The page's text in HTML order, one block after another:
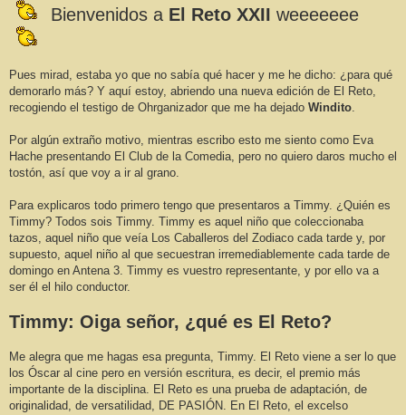
Bienvenidos a El Reto XXII weeeeeee
Pues mirad, estaba yo que no sabía qué hacer y me he dicho: ¿para qué
demorarlo más? Y aquí estoy, abriendo una nueva edición de El Reto,
recogiendo el testigo de Ohrganizador que me ha dejado Windito
Por algún extraño motivo, mientras escribo esto me siento como Eva
Hache presentando El Club de la Comedia, pero no quiero daros mucho el
tostón, así que voy a ir al grano.
Para explicaros todo primero tengo que presentaros a Timmy. ¿Quién es
Timmy? Todos sois Timmy. Timmy es aquel niño que coleccionaba
tazos, aquel niño que veía Los Caballeros del Zodiaco cada tarde y, por
supuesto, aquel niño al que secuestran irremediablemente cada tarde de
domingo en Antena 3. Timmy es vuestro representante, y por ello va a
ser él el hilo conductor.
Timmy: Oiga señor, ¿qué es El Reto?
Me alegra que me hagas esa pregunta, Timmy. El Reto viene a ser lo que
los Óscar al cine pero en versión escritura, es decir, el premio más
importante de la disciplina. El Reto es una prueba de adaptación, de
originalidad, de versatilidad, DE PASIÓN. En El Reto, el excelso